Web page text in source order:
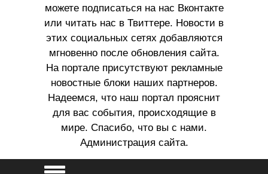
можете подписаться на нас Вконтакте
или читать нас в Твиттере. Новости в
этих социальных сетях добавляются
мгновенно после обновления сайта.
На портале присутствуют рекламные
новостные блоки наших партнеров.
Надеемся, что наш портал прояснит
для вас события, происходящие в
мире. Спасибо, что вы с нами.
Администрация сайта.